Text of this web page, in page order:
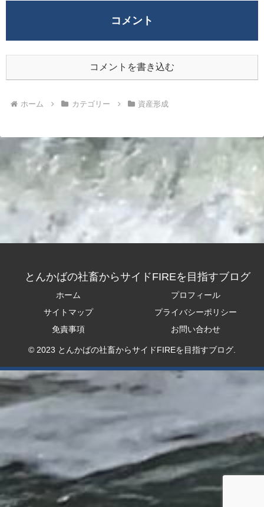
コメント
コメントを書き込む
ホーム カテゴリー 資産形成
とんかばの社畜からサイドFIREを目指すブログ
ホーム
プロフィール
サイトマップ
プライバシーポリシー
免責事項
お問い合わせ
© 2023 とんかばの社畜からサイドFIREを目指すブログ.